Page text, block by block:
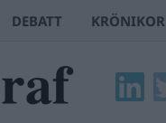
DEBATT KRÖNIKOR